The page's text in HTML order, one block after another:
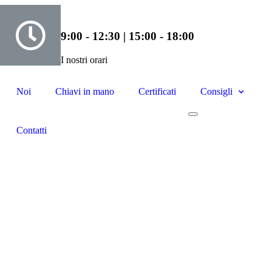
9:00 - 12:30 | 15:00 - 18:00
I nostri orari
Noi Chiavi in mano Certificati Consigli
Contatti